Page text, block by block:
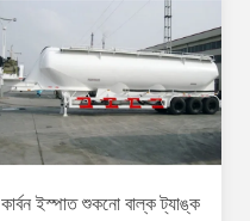
কার্বন ইস্পাত শুকনো বাল্ক ট্যাঙ্ক